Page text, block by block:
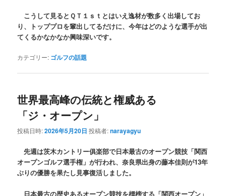
こうして見るとＱＴ１ｓｔとはいえ逸材が数多く出場してお
り、トッププロを輩出してるだけに、今年はどのような選手が出
てくるかなかなか興味深いです。
カテゴリー: ゴルフの話題
世界最高峰の伝統と権威ある
「ジ・オープン」
投稿日時:2026年5月20日 投稿者:narayagyu
先週は茨木カントリー俱楽部で日本最古のオープン競技「関西
オープンゴルフ選手権」が行われ、奈良県出身の藤本佳則が13年
ぶりの優勝を果たし見事復活しました。
日本最古の歴史あるオープン競技を標榜する「関西オープン」